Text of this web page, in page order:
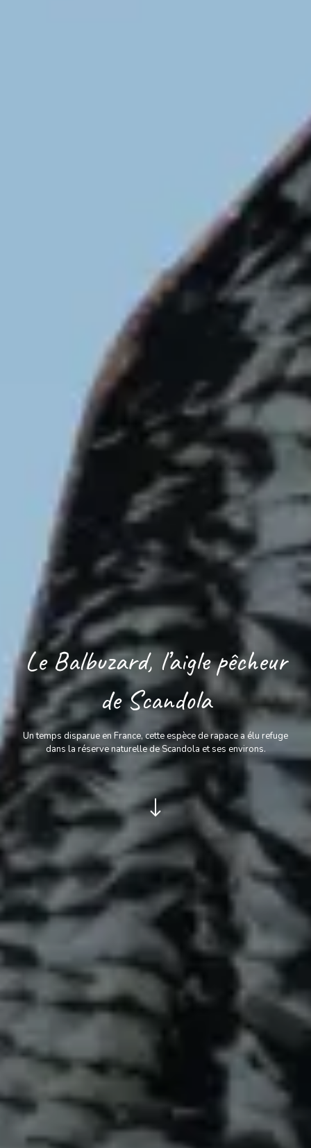
Le Balbuzard, l’aigle pêcheur
de Scandola
Un temps disparue en France, cette espèce de rapace a élu refuge
dans la réserve naturelle de Scandola et ses environs.